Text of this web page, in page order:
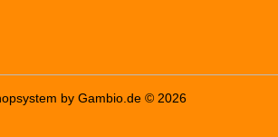
by Gambio.de © 2026